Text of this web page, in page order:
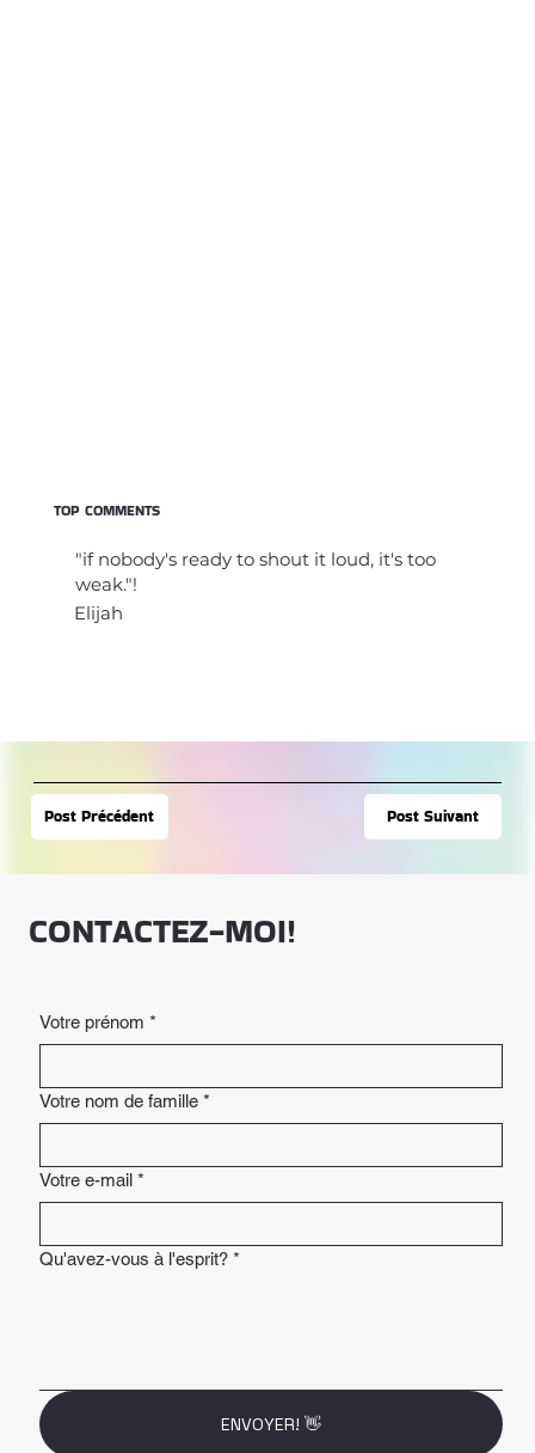
Post Précédent Post Suivant
TOP COMMENTS
"if nobody's ready to shout it loud, it's too
weak."!
Elijah
CONTACTEZ-MOI!
Votre prénom *
Votre nom de famille *
Votre e-mail *
Qu'avez-vous à l'esprit? *
ENVOYER! 👋